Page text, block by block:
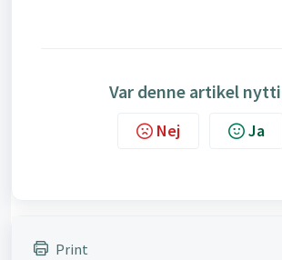
Var denne artikel
Nej Ja
Print